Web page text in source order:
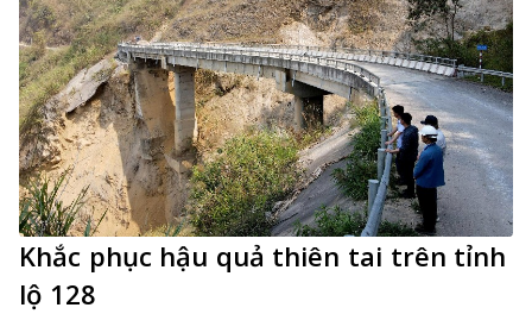
Khắc phục hậu quả thiên tai trên tỉnh
lộ 128